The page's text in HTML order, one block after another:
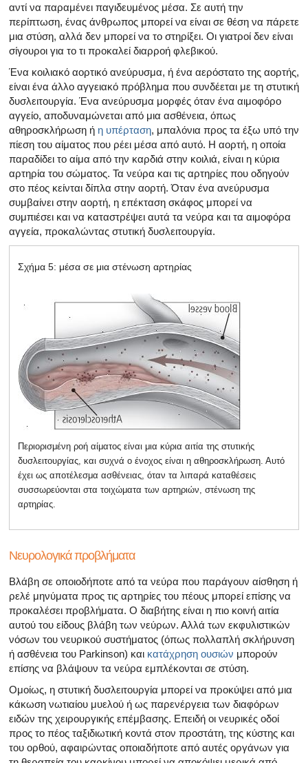
αντί να παραμένει παγιδευμένος μέσα. Σε αυτή την
περίπτωση, ένας άνθρωπος μπορεί να είναι σε θέση να πάρετε
μια στύση, αλλά δεν μπορεί να το στηρίξει. Οι γιατροί δεν είναι
σίγουροι για το τι προκαλεί διαρροή φλεβικού.
Ένα κοιλιακό αορτικό ανεύρυσμα, ή ένα αερόστατο της αορτής,
είναι ένα άλλο αγγειακό πρόβλημα που συνδέεται με τη στυτική
δυσλειτουργία. Ένα ανεύρυσμα μορφές όταν ένα αιμοφόρο
αγγείο, αποδυναμώνεται από μια ασθένεια, όπως
αθηροσκλήρωση ή η υπέρταση, μπαλόνια προς τα έξω υπό την
πίεση του αίματος που ρέει μέσα από αυτό. Η αορτή, η οποία
παραδίδει το αίμα από την καρδιά στην κοιλιά, είναι η κύρια
αρτηρία του σώματος. Τα νεύρα και τις αρτηρίες που οδηγούν
στο πέος κείνται δίπλα στην αορτή. Όταν ένα ανεύρυσμα
συμβαίνει στην αορτή, η επέκταση σκάφος μπορεί να
συμπιέσει και να καταστρέψει αυτά τα νεύρα και τα αιμοφόρα
αγγεία, προκαλώντας στυτική δυσλειτουργία.
Σχήμα 5: μέσα σε μια στένωση αρτηρίας
Περιορισμένη ροή αίματος είναι μια κύρια αιτία της στυτικής
δυσλειτουργίας, και συχνά ο ένοχος είναι η αθηροσκλήρωση. Αυτό
έχει ως αποτέλεσμα ασθένειας, όταν τα λιπαρά καταθέσεις
συσσωρεύονται στα τοιχώματα των αρτηριών, στένωση της
αρτηρίας.
Νευρολογικά προβλήματα
Βλάβη σε οποιοδήποτε από τα νεύρα που παράγουν αίσθηση ή
ρελέ μηνύματα προς τις αρτηρίες του πέους μπορεί επίσης να
προκαλέσει προβλήματα. Ο διαβήτης είναι η πιο κοινή αιτία
αυτού του είδους βλάβη των νεύρων. Αλλά των εκφυλιστικών
νόσων του νευρικού συστήματος (όπως πολλαπλή σκλήρυνση
ή ασθένεια του Parkinson) και κατάχρηση ουσιών μπορούν
επίσης να βλάψουν τα νεύρα εμπλέκονται σε στύση.
Ομοίως, η στυτική δυσλειτουργία μπορεί να προκύψει από μια
κάκωση νωτιαίου μυελού ή ως παρενέργεια των διαφόρων
ειδών της χειρουργικής επέμβασης. Επειδή οι νευρικές οδοί
προς το πέος ταξιδιωτική κοντά στον προστάτη, της κύστης και
του ορθού, αφαιρώντας οποιαδήποτε από αυτές οργάνων για